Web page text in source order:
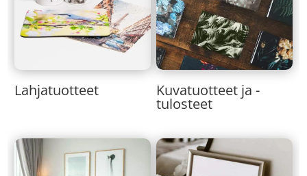
Lahjatuotteet Kuvatuotteet ja -
tulosteet